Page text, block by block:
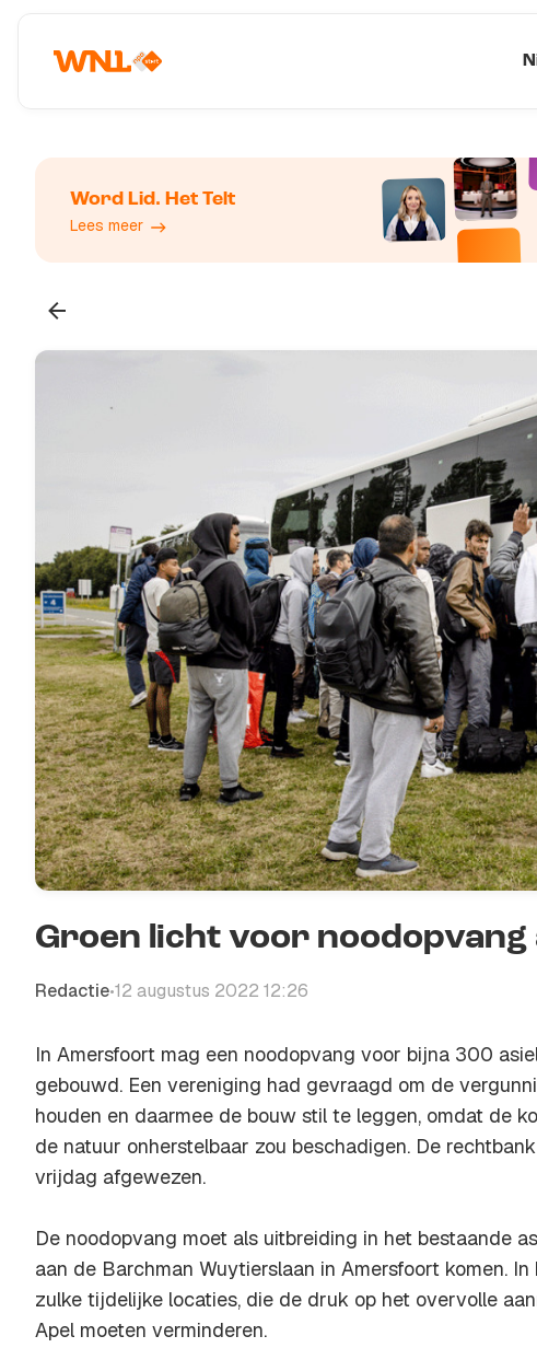
Word Lid. Het Telt
Lees meer
Groen licht voor
Redactie•12 augustus 2022 12:26
In Amersfoort mag een noodopvang voor bijna 300
gebouwd. Een vereniging had gevraagd om de
houden en daarmee de bouw stil te leggen, omdat de
de natuur onherstelbaar zou beschadigen. De
vrijdag afgewezen.
De noodopvang moet als uitbreiding in het bestaande
aan de Barchman Wuytierslaan in Amersfoort komen.
zulke tijdelijke locaties, die de druk op het overvolle
Apel moeten verminderen.